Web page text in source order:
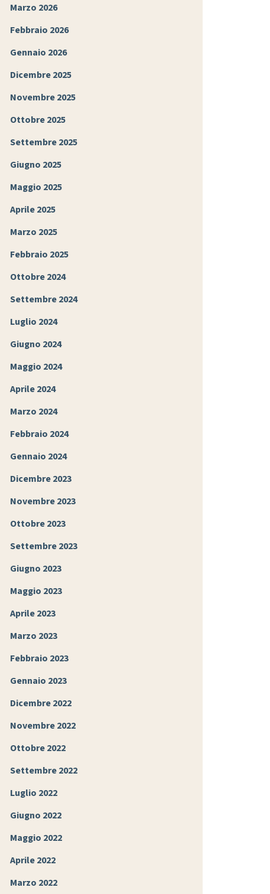
Marzo 2026
Febbraio 2026
Gennaio 2026
Dicembre 2025
Novembre 2025
Ottobre 2025
Settembre 2025
Giugno 2025
Maggio 2025
Aprile 2025
Marzo 2025
Febbraio 2025
Ottobre 2024
Settembre 2024
Luglio 2024
Giugno 2024
Maggio 2024
Aprile 2024
Marzo 2024
Febbraio 2024
Gennaio 2024
Dicembre 2023
Novembre 2023
Ottobre 2023
Settembre 2023
Giugno 2023
Maggio 2023
Aprile 2023
Marzo 2023
Febbraio 2023
Gennaio 2023
Dicembre 2022
Novembre 2022
Ottobre 2022
Settembre 2022
Luglio 2022
Giugno 2022
Maggio 2022
Aprile 2022
Marzo 2022